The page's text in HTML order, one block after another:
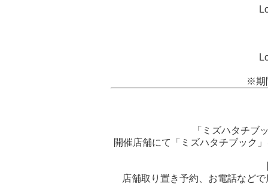
※期
「ミズハタチブ
開催店舗にて「ミズハタチブック
店舗取り置き予約、お電話など